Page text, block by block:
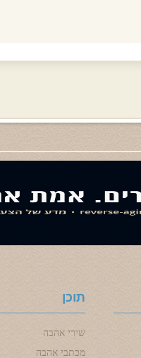
תוכן
שירי אהבה
מכתבי אהבה